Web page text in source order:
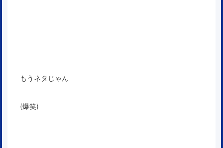
もうネタじゃん
(爆笑)